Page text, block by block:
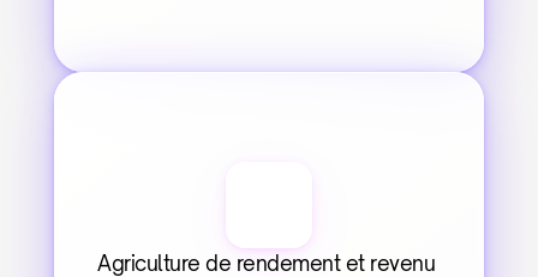
Agriculture de rendement et revenu